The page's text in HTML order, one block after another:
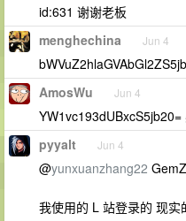
id:631 谢谢老板
menghechina Jun 4
AmosWu Jun 4
YW1vc193dUBxcS5jb20=
pyyalt Jun 4
@yunxuanzhang22
我使用的 L 站登录的 现